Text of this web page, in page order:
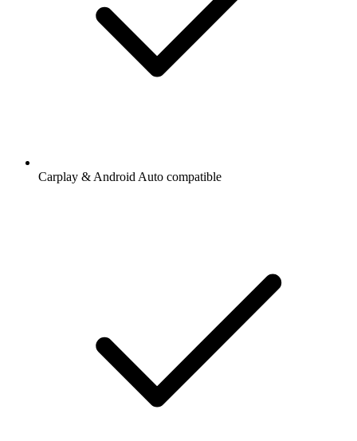
Carplay & Android Auto compatible